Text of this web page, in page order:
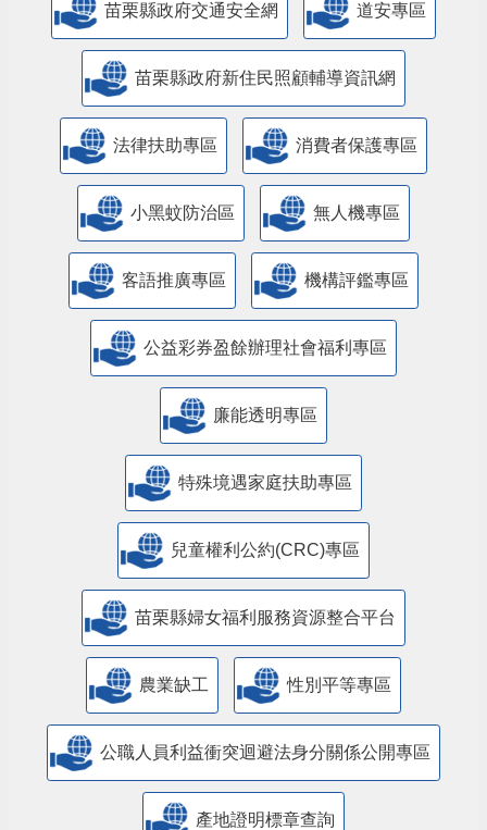
苗栗縣政府交通安全網 道安專區
苗栗縣政府新住民照顧輔導資訊網
法律扶助專區 消費者保護專區
小黑蚊防治區 無人機專區
客語推廣專區 機構評鑑專區
公益彩券盈餘辦理社會福利專區
廉能透明專區
特殊境遇家庭扶助專區
兒童權利公約(CRC)專區
苗栗縣婦女福利服務資源整合平台
農業缺工 性別平等專區
公職人員利益衝突迴避法身分關係公開專區
產地證明標章查詢